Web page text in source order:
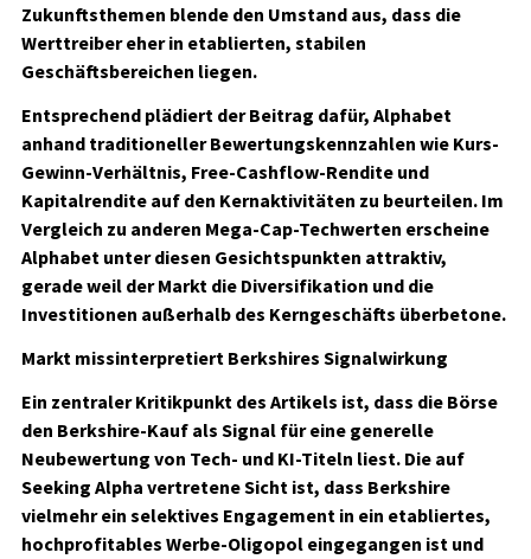
Zukunftsthemen blende den Umstand aus, dass die
Werttreiber eher in etablierten, stabilen
Geschäftsbereichen liegen.
Entsprechend plädiert der Beitrag dafür, Alphabet
anhand traditioneller Bewertungskennzahlen wie Kurs-
Gewinn-Verhältnis, Free-Cashflow-Rendite und
Kapitalrendite auf den Kernaktivitäten zu beurteilen. Im
Vergleich zu anderen Mega-Cap-Techwerten erscheine
Alphabet unter diesen Gesichtspunkten attraktiv,
gerade weil der Markt die Diversifikation und die
Investitionen außerhalb des Kerngeschäfts überbetone.
Markt missinterpretiert Berkshires Signalwirkung
Ein zentraler Kritikpunkt des Artikels ist, dass die Börse
den Berkshire-Kauf als Signal für eine generelle
Neubewertung von Tech- und KI-Titeln liest. Die auf
Seeking Alpha vertretene Sicht ist, dass Berkshire
vielmehr ein selektives Engagement in ein etabliertes,
hochprofitables Werbe-Oligopol eingegangen ist und